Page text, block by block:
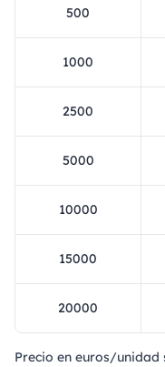
500
1000
2500
5000
10000
15000
20000
Precio en euros/